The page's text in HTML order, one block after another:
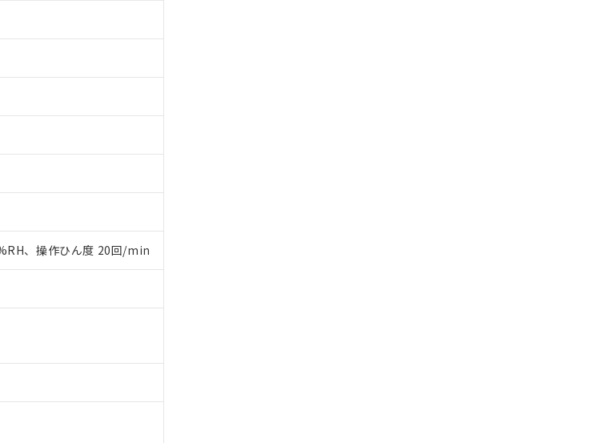
、操作ひん度 20回/min
品の当社在庫状況および標準価格(税抜)を提供させていただ
サービスの対象外となる商品もあることをご了承ください。
載している更新日時点での社内データに基づき作成されるも
および標準価格とは異なる場合があることをご了承くださ
のお取引先、またはお客様担当のオムロン制御機器販売店・
対応した製品に切り替える予定のある商品です。
有に非対応の商品で、対応品を出す予定はありません。
有の対応状況を調査中または確認中の商品です。
質有無と関係のない商品です。
ものが、含有品と判明した場合などやむを得ず変更すること
ム(Cd) 100ppm以下、
1000ppm以下
除外項目は除く。
な使用がないことを確認しています。
値以下であることを示します。
値を超えていることを示します。
わせください。
) : 100ppm、
類) : 1000ppm、 PBDEs(ポリ臭化ジフェニルエーテル類) : 1000ppm、
ブチル) : 1000ppm、 BBP(フタル酸ブチルベンジル) : 1000ppm、
替および外国貿易法に定める商品（以下｢規制貨物等」とい
は、日本国政府の輸出許可(または役務取引許可)を取得する
破砕するなど、違法に輸出されないよう必要な手段を講じ
化学兵器、生物兵器またはその他武器並びにこれらの製造装